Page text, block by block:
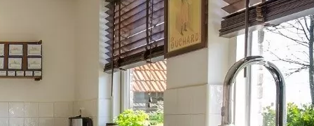
Ez az egyszerű esti
szokás látványosan
javíthatja a körmeid
állapotát